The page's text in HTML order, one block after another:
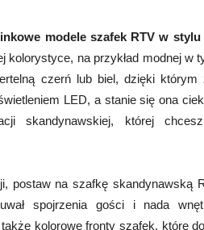
modele szafek RTV w
na przykład modnej w
czerń lub biel, dzięki
LED, a stanie się ona
skandynawskiej, której
postaw na szafkę skandynawską
spojrzenia gości i nada
kolorowe fronty szafek, które